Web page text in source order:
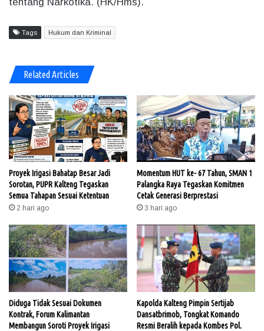
Tags Hukum dan Kriminal
Related Articles
Proyek Irigasi Bahatap Besar Jadi
Sorotan, PUPR Kalteng Tegaskan
Semua Tahapan Sesuai Ketentuan
2 hari ago
Momentum HUT ke- 67 Tahun, SMAN 1
Palangka Raya Tegaskan Komitmen
Cetak Generasi Berprestasi
3 hari ago
Diduga Tidak Sesuai Dokumen
Kontrak, Forum Kalimantan
Membangun Soroti Proyek Irigasi
Kapolda Kalteng Pimpin Sertijab
Dansatbrimob, Tongkat Komando
Resmi Beralih kepada Kombes Pol.